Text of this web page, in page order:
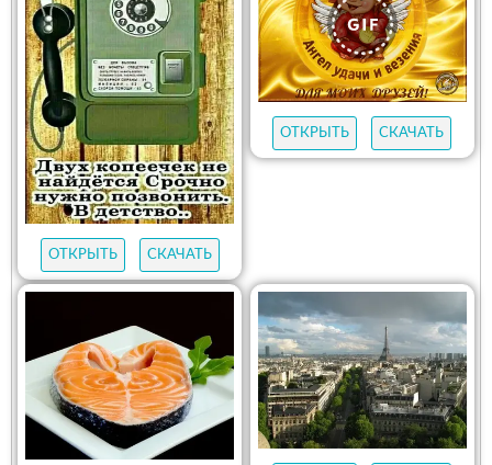
ОТКРЫТЬ СКАЧАТЬ
ОТКРЫТЬ СКАЧАТЬ